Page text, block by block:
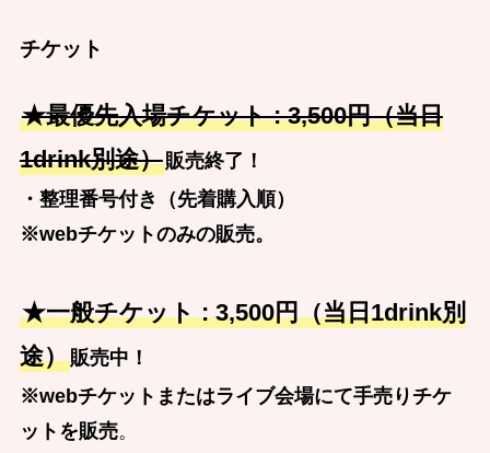
チケット
★最優先入場チケット : 3,500円（当日
1drink別途）販売終了！
・整理番号付き（先着購入順）
※webチケットのみの販売。
★一般チケット : 3,500円（当日1drink別
途）販売中！
※webチケットまたはライブ会場にて手売りチケ
ットを販売。